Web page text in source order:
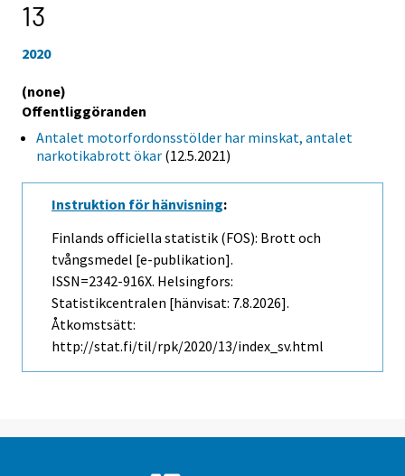
13
2020
(none)
Offentliggöranden
Antalet motorfordonsstölder har minskat, antalet
narkotikabrott ökar (12.5.2021)
Instruktion för hänvisning:
Finlands officiella statistik (FOS): Brott och
tvångsmedel [e-publikation].
ISSN=2342-916X. Helsingfors:
Statistikcentralen [hänvisat: 7.8.2026].
Åtkomstsätt:
http://stat.fi/til/rpk/2020/13/index_sv.html